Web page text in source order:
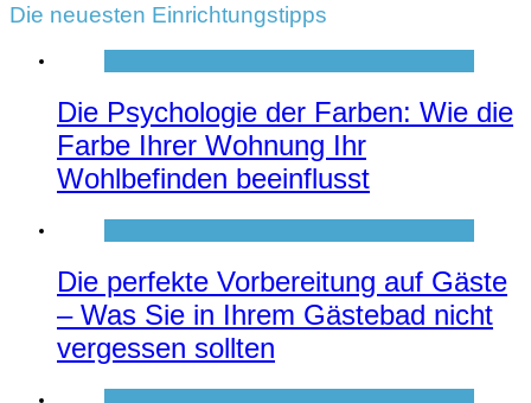
Die neuesten Einrichtungstipps
Die Psychologie der Farben: Wie die
Farbe Ihrer Wohnung Ihr
Wohlbefinden beeinflusst
Die perfekte Vorbereitung auf Gäste
– Was Sie in Ihrem Gästebad nicht
vergessen sollten